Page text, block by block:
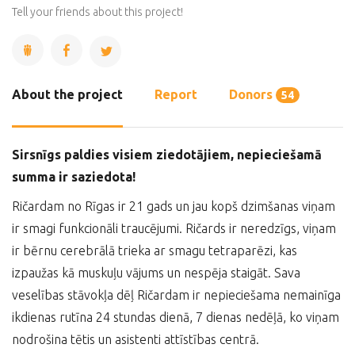
Complete
Tell your friends about this project!
About the project Report Donors 54
Sirsnīgs paldies visiem ziedotājiem, nepieciešamā
summa ir saziedota!
Ričardam no Rīgas ir 21 gads un jau kopš dzimšanas viņam
ir smagi funkcionāli traucējumi. Ričards ir neredzīgs, viņam
ir bērnu cerebrālā trieka ar smagu tetraparēzi, kas
izpaužas kā muskuļu vājums un nespēja staigāt. Sava
veselības stāvokļa dēļ Ričardam ir nepieciešama nemainīga
ikdienas rutīna 24 stundas dienā, 7 dienas nedēļā, ko viņam
nodrošina tētis un asistenti attīstības centrā.